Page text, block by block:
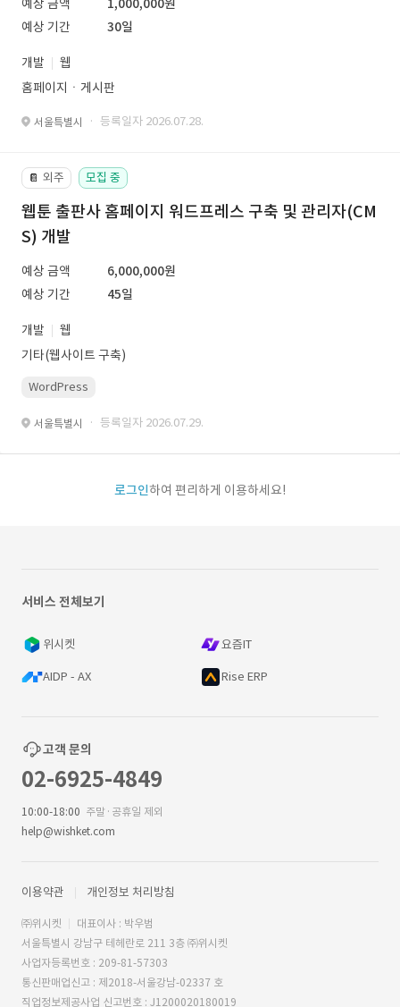
예상 금액
1,000,000원
예상 기간
30일
개발
웹
홈페이지ㆍ게시판
서울특별시 · 등록일자 2026.07.28.
📔 외주 모집 중
웹툰 출판사 홈페이지 워드프레스 구축 및 관리자(CM
S) 개발
예상 금액
6,000,000원
예상 기간
45일
개발
웹
기타(웹사이트 구축)
WordPress
서울특별시 · 등록일자 2026.07.29.
로그인하여 편리하게 이용하세요!
서비스 전체보기
위시켓 요즘IT
AIDP - AX Rise ERP
고객 문의
02-6925-4849
10:00-18:00 주말·공휴일 제외
help@wishket.com
이용약관 개인정보 처리방침
㈜위시켓
대표이사 : 박우범
서울특별시 강남구 테헤란로 211 3층 ㈜위시켓
사업자등록번호 : 209-81-57303
통신판매업신고 : 제2018-서울강남-02337 호
직업정보제공사업 신고번호 : J1200020180019